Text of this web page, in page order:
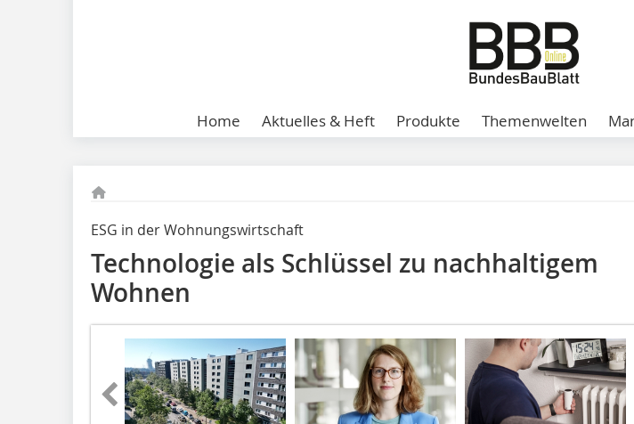
Home Aktuelles & Heft Produkte Themenwelten
ESG in der Wohnungswirtschaft
Technologie als Schlüssel zu nachhaltigem
Wohnen